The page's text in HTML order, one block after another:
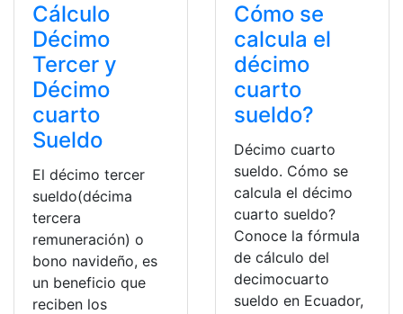
Cálculo
Décimo
Tercer y
Décimo
cuarto
Sueldo
El décimo tercer
sueldo(décima
tercera
remuneración) o
bono navideño, es
un beneficio que
reciben los
Cómo se
calcula el
décimo
cuarto
sueldo?
Décimo cuarto
sueldo. Cómo se
calcula el décimo
cuarto sueldo?
Conoce la fórmula
de cálculo del
decimocuarto
sueldo en Ecuador,